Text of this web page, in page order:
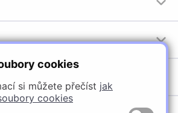
cookies
si můžete přečíst jak
cookies